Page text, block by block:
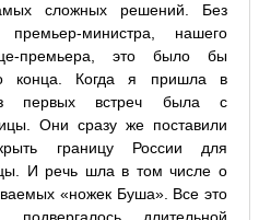
сложных решений. Без
министра, нашего
премьера, это было бы
конца. Когда я пришла в
первых встреч была с
Они сразу же поставили
границу России для
И речь шла в том числе о
«ножек Буша». Все это